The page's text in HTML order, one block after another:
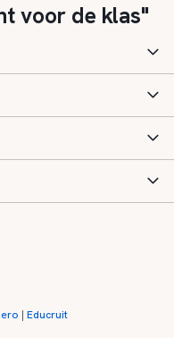
voor de klas"
|Educruit